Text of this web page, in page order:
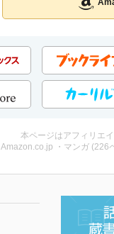
本ページはアフィリエ
Amazon.co.jp ・マンガ (226